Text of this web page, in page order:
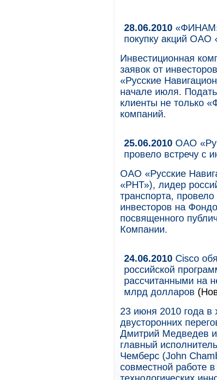
28.06.2010
покупку акций ОАО
Инвестиционная
заявок от
«Русские
начале июля. Подать
клиенты не только
компаний.
25.06.2010 ОАО
провело встречу
ОАО «Русские
«РНТ»), лидер
транспорта,
инвесторов на
посвященного
Компании.
24.06.2010 Cisco
российской
рассчитанными на
млрд долларов
23 июня 2010 года в
двусторонних
Дмитрий Медведев и
главный
Чемберс (John
совместной работе